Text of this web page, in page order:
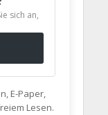
sich an,
E-Paper,
Lesen.